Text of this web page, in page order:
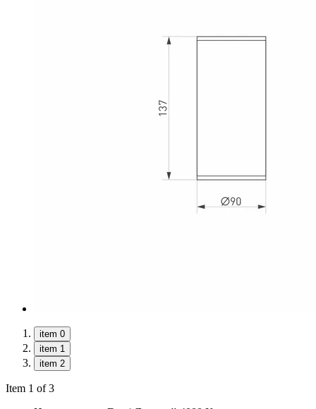
item 0
item 1
item 2
Item 1 of 3